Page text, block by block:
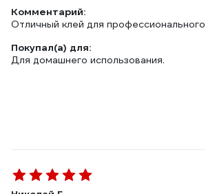
Комментарий:
Отличный клей для профессионального
Покупал(а) для:
Для домашнего использования.